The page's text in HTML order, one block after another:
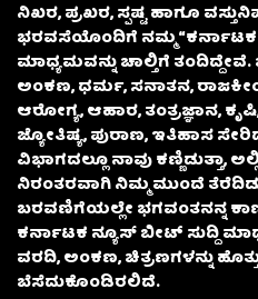
ನಿಖರ, ಪ್ರಖರ, ಸ್ಪಷ್ಟ ಹಾಗೂ
ಭರವಸೆಯೊಂದಿಗೆ ನಮ್ಮ “ಕರ್ನಾಟಕ
ಮಾಧ್ಯಮವನ್ನು ಚಾಲ್ತಿಗೆ ತಂದಿದ್ದೇವೆ.
ಅಂಕಣ, ಧರ್ಮ, ಸನಾತನ,
ಆರೋಗ್ಯ, ಆಹಾರ, ತಂತ್ರಜ್ಞಾನ,
ಜ್ಯೋತಿಷ್ಯ, ಪುರಾಣ, ಇತಿಹಾಸ
ವಿಭಾಗದಲ್ಲೂ ನಾವು ಕಣ್ಣಿಡುತ್ತಾ,
ನಿರಂತರವಾಗಿ ನಿಮ್ಮ ಮುಂದೆ
ಬರವಣಿಗೆಯಲ್ಲೇ ಭಗವಂತನನ್ನ
ಕರ್ನಾಟಕ ನ್ಯೂಸ್ ಬೀಟ್ ಸುದ್ದಿ
ವರದಿ, ಅಂಕಣ, ಚಿತ್ರಣಗಳನ್ನು
ಬೆಸೆದುಕೊಂಡಿರಲಿದೆ.